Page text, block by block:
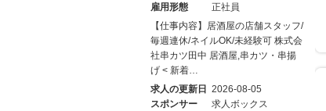
雇用形態
正社員
【仕事内容】居酒屋の店舗スタッフ/
毎週連休/ネイルOK/未経験可 株式会
社串カツ田中 居酒屋,串カツ・串揚
げ < 新着…
求人の更新日 2026-08-05
スポンサー
求人ボックス